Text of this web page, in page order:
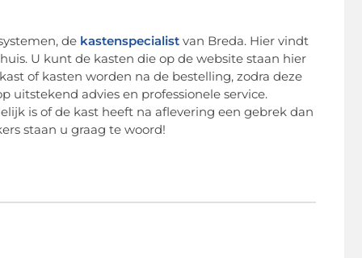
de kastenspecialist van Breda. Hier vindt
U kunt de kasten die op de website staan hier
of kasten worden na de bestelling, zodra deze
uitstekend advies en professionele service.
is of de kast heeft na aflevering een gebrek dan
staan u graag te woord!